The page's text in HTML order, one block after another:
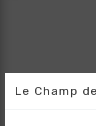
Le Champ